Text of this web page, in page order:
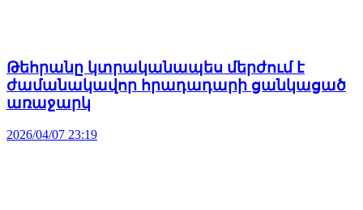
Թեհրանը կտրականապես մերժում է
ժամանակավոր հրադադարի ցանկացած
առաջարկ
2026/04/07 23:19